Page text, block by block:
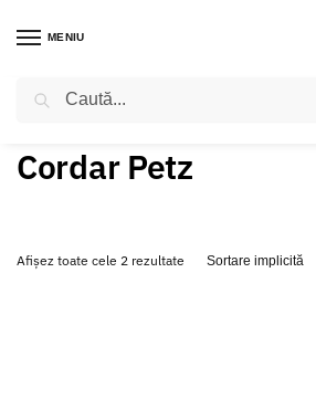
MENIU
Cordar Petz
Afișez toate cele 2 rezultate